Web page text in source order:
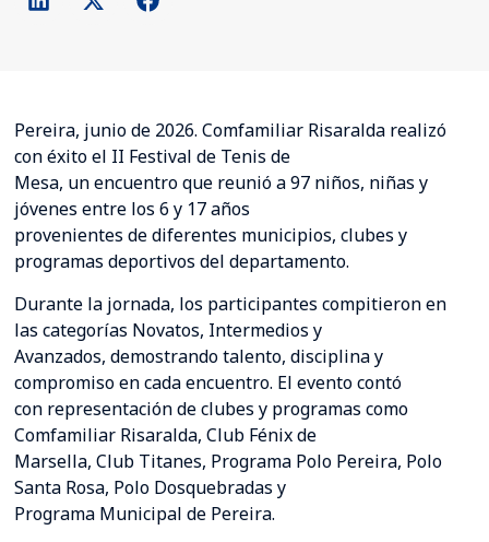
Pereira, junio de 2026. Comfamiliar Risaralda realizó
con éxito el II Festival de Tenis de
Mesa, un encuentro que reunió a 97 niños, niñas y
jóvenes entre los 6 y 17 años
provenientes de diferentes municipios, clubes y
programas deportivos del departamento.
Durante la jornada, los participantes compitieron en
las categorías Novatos, Intermedios y
Avanzados, demostrando talento, disciplina y
compromiso en cada encuentro. El evento contó
con representación de clubes y programas como
Comfamiliar Risaralda, Club Fénix de
Marsella, Club Titanes, Programa Polo Pereira, Polo
Santa Rosa, Polo Dosquebradas y
Programa Municipal de Pereira.